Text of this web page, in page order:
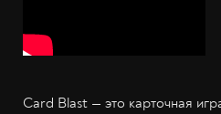
Card Blast — это карточная